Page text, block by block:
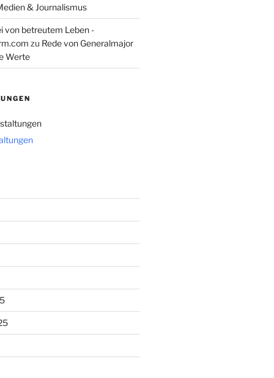
& Journalismus
von betreutem Leben -
zu Rede von Generalmajor
Werte